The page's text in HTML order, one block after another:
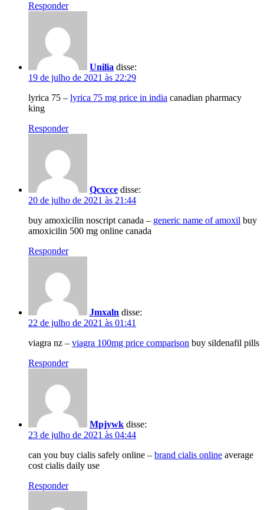
Responder
Unilia disse:
19 de julho de 2021 às 22:29
lyrica 75 – lyrica 75 mg price in india canadian pharmacy
king
Responder
Qcxcce disse:
20 de julho de 2021 às 21:44
buy amoxicilin noscript canada – generic name of amoxil buy
amoxicilin 500 mg online canada
Responder
Jmxaln disse:
22 de julho de 2021 às 01:41
viagra nz – viagra 100mg price comparison buy sildenafil pills
Responder
Mpjywk disse:
23 de julho de 2021 às 04:44
can you buy cialis safely online – brand cialis online average
cost cialis daily use
Responder